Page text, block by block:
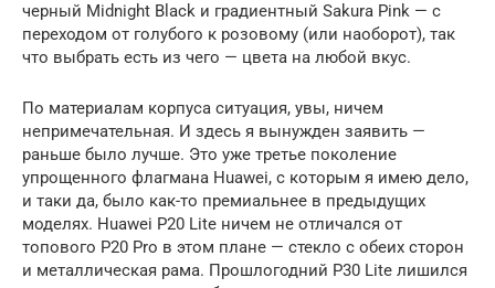
черный Midnight Black и градиентный Sakura Pink — с
переходом от голубого к розовому (или наоборот), так
что выбрать есть из чего — цвета на любой вкус.
По материалам корпуса ситуация, увы, ничем
непримечательная. И здесь я вынужден заявить —
раньше было лучше. Это уже третье поколение
упрощенного флагмана Huawei, с которым я имею дело,
и таки да, было как-то премиальнее в предыдущих
моделях. Huawei P20 Lite ничем не отличался от
топового P20 Pro в этом плане — стекло с обеих сторон
и металлическая рама. Прошлогодний P30 Lite лишился